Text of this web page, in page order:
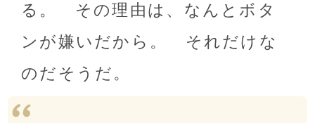
る。 その理由は、なんとボタ
ンが嫌いだから。 それだけな
のだそうだ。